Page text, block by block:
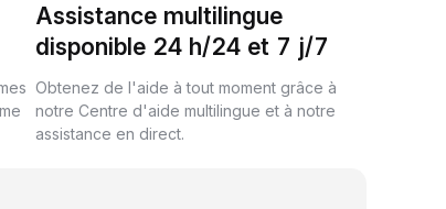
Assistance multilingue
disponible 24 h/24 et 7 j/7
Obtenez de l'aide à tout moment grâce à
notre Centre d'aide multilingue et à notre
assistance en direct.